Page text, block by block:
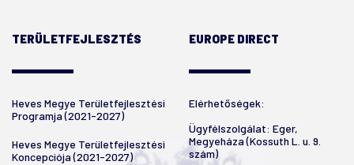
TERÜLETFEJLESZTÉS
Heves Megye Területfejlesztési
Programja (2021-2027)
Heves Megye Területfejlesztési
Koncepciója (2021-2027)
EUROPE DIRECT
Elérhetőségek:
Ügyfélszolgálat: Eger,
Megyeháza (Kossuth L. u. 9.
szám)